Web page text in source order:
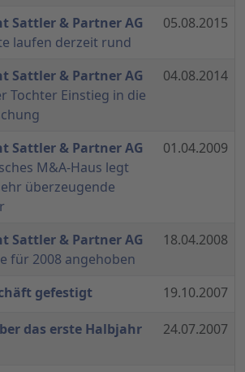
Sattler & Partner AG
laufen derzeit rund
05.08.2015
Sattler & Partner AG
Tochter Einstieg in die
04.08.2014
Sattler & Partner AG
M&A-Haus legt
überzeugende
01.04.2009
Sattler & Partner AG
für 2008 angehoben
18.04.2008
gefestigt 19.10.2007
das erste Halbjahr
24.07.2007